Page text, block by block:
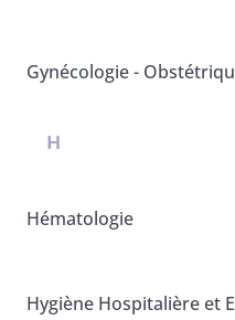
Gynécologie -
H
Hématologie
Hygiène Hospitalière et